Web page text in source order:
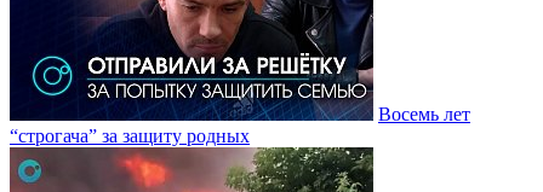
Восемь лет
“строгача” за защиту родных